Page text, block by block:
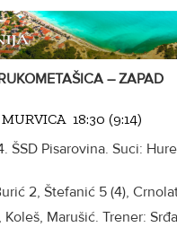
– ZAPAD
18:30 (9:14)
ŠSD Pisarovina. Suci:
2, Štefanić 5 (4),
Marušić. Trener: